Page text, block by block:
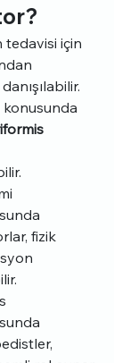
?
tedavisi için
fizik